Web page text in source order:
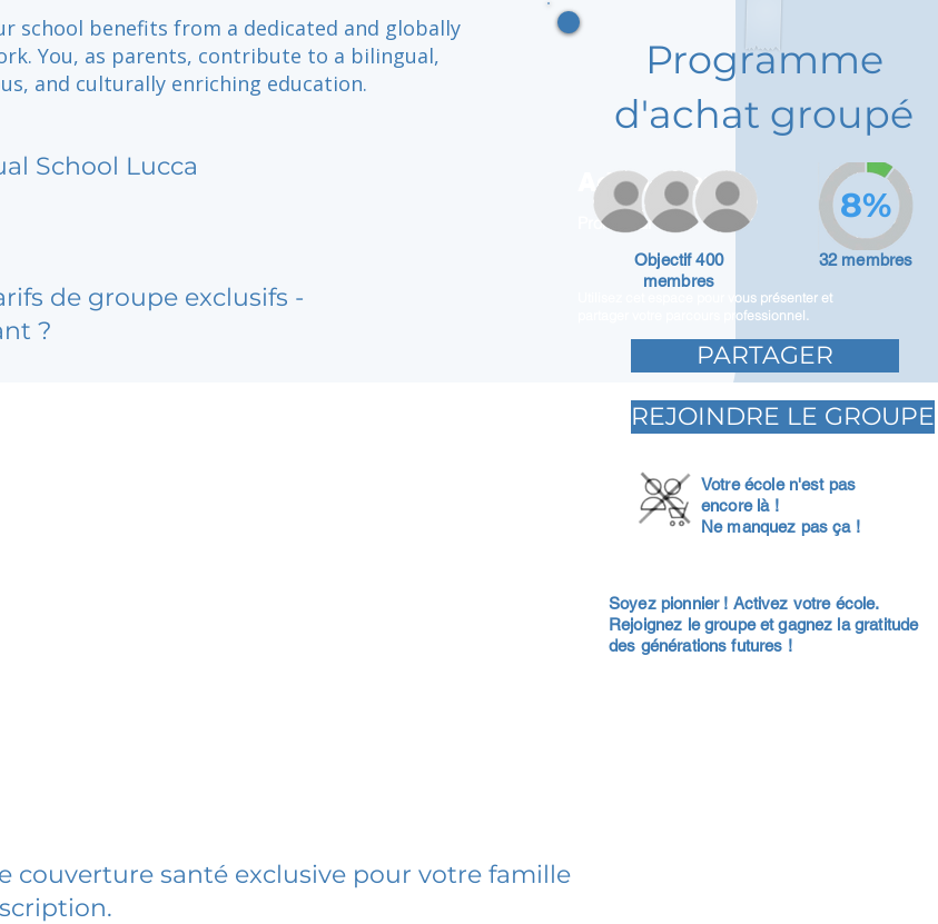
school benefits from a dedicated and globally
You, as parents, contribute to a bilingual,
and culturally enriching education.
School Lucca
de groupe exclusifs -
?
Adam Caar
Promoteur
Utilisez cet espace pour vous présenter et
partager votre parcours professionnel.
Programme
d'achat groupé
Objectif 400
membres
32 membres
8%
PARTAGER
REJOINDRE LE GROUPE
Votre école n'est pas
encore là !
Ne manquez pas ça !
Soyez pionnier ! Activez votre école.
Rejoignez le groupe et gagnez la gratitude
des générations futures !
couverture santé exclusive pour votre famille